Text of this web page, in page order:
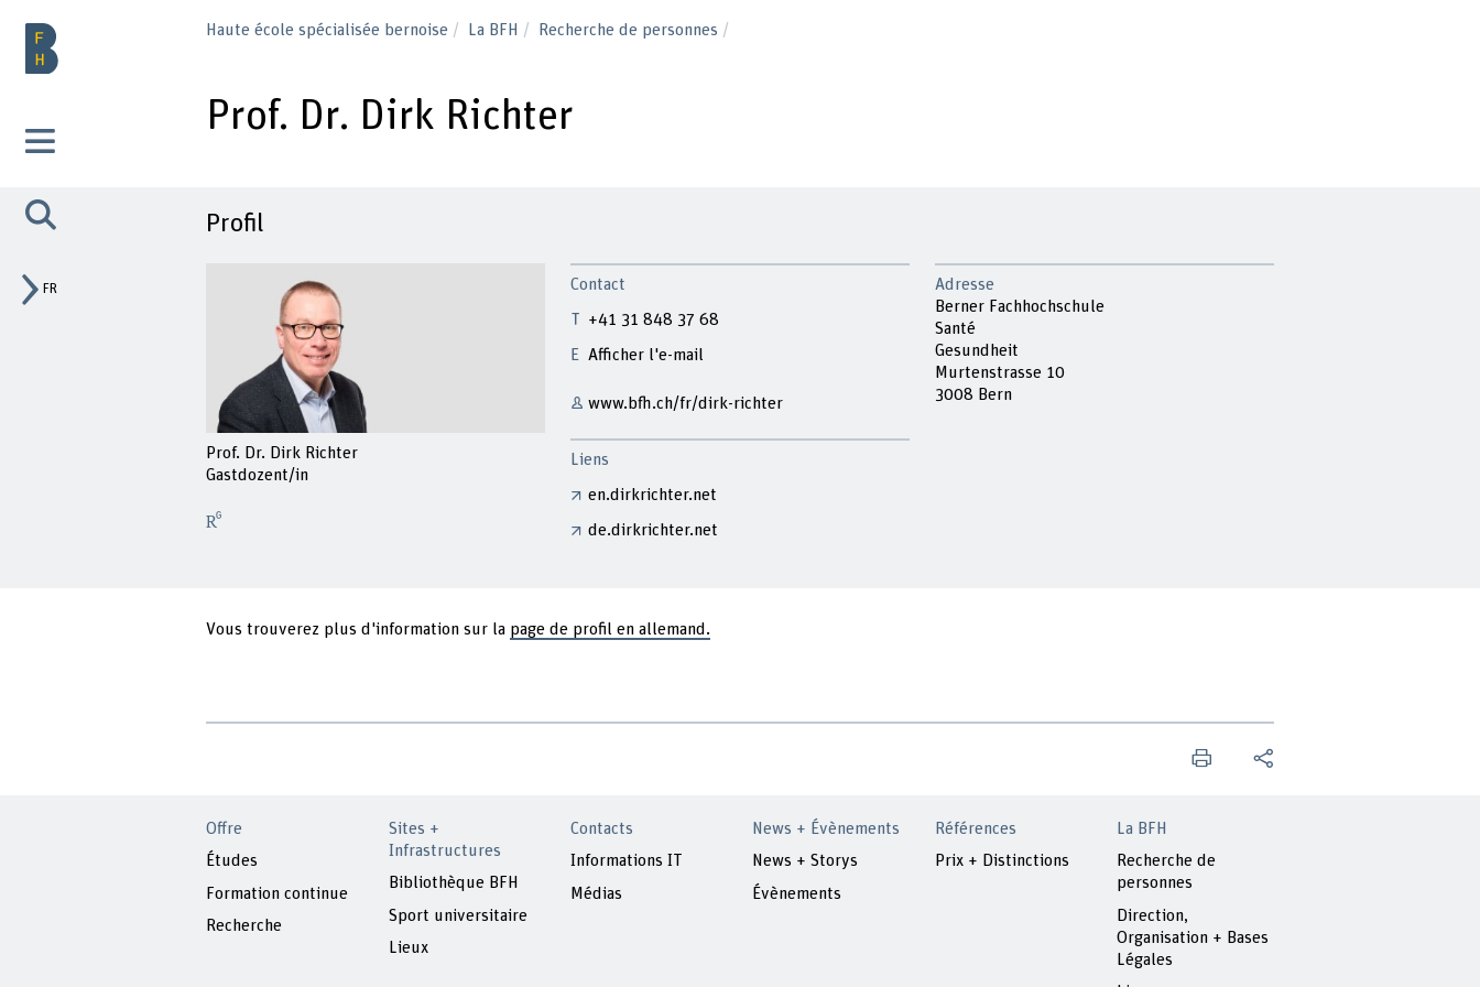
FR
Haute école spécialisée bernoise La BFH Recherche de personnes
Prof. Dr. Dirk Richter
Profil
Prof. Dr. Dirk Richter
Gastdozent/in
Contact
+41 31 848 37 68
Afficher l'e-mail
www.bfh.ch/fr/dirk-richter
Liens
en.dirkrichter.net
de.dirkrichter.net
Adresse
Berner Fachhochschule
Santé
Gesundheit
Murtenstrasse 10
3008 Bern
Vous trouverez plus d'information sur la page de profil en allemand.
Offre
Études
Formation continue
Recherche
Sites +
Infrastructures
Bibliothèque BFH
Sport universitaire
Lieux
Contacts
Informations IT
Médias
News + Évènements
News + Storys
Évènements
Références
Prix + Distinctions
La BFH
Recherche de
personnes
Direction,
Organisation + Bases
Légales